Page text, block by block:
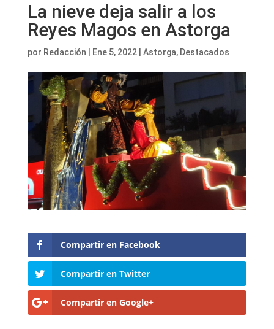
La nieve deja salir a los
Reyes Magos en Astorga
por Redacción Ene 5, 2022| Astorga, Destacados
Compartir en Facebook
Compartir en Twitter
Compartir en Google+